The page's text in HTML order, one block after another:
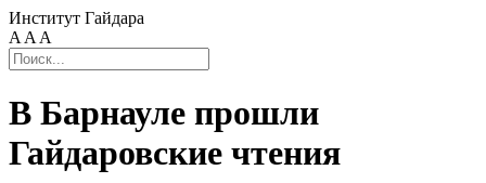
Институт Гайдара
A A A
В Барнауле прошли
Гайдаровские чтения